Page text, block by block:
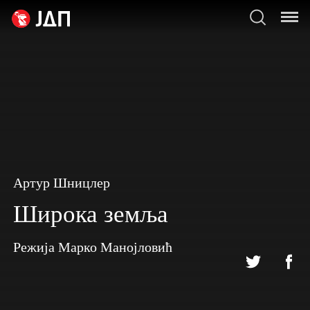
Артур Шницлер
Широка земља
Режија Марко Манојловић